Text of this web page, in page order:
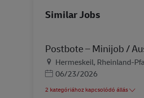
Similar Jobs
Postbote – Minijob /
Helyszín
Hermeskeil, Rheinland-
Posted Date
06/23/2026
2 kategóriához kapcsolódó állás